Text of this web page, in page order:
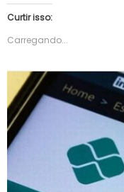
Curtir isso:
Carregando...